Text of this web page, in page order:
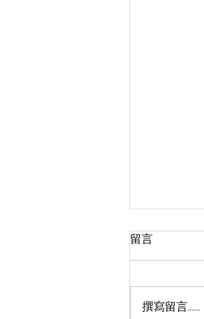
留言
撰寫留言......